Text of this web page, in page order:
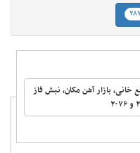
۲۸۷
خانی، بازار آهن مکان، نبش فاز